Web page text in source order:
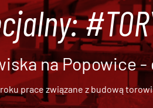
na Popowice -
prace związane z budową